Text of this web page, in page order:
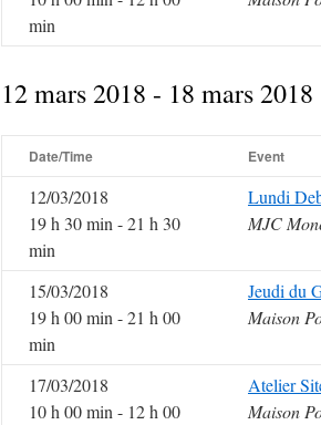
min
12 mars 2018 - 18 mars 2018
Date/Time Event
12/03/2018
19 h 30 min - 21 h 30
min
Lundi
MJC
15/03/2018
19 h 00 min - 21 h 00
min
Jeudi du
Maison
17/03/2018
10 h 00 min - 12 h 00
Atelier
Maison